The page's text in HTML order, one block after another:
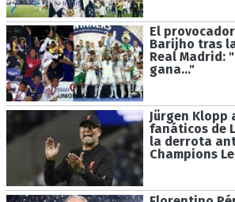
El
Barijho tras
Real Madrid:
gana..."
Jürgen
fanáticos de
la derrota
Champions